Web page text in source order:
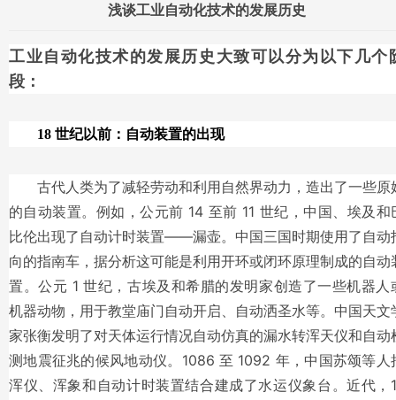
浅谈工业自动化技术的发展历史
工业自动化技术的发展历史大致可以分为以下几个
段：
18 世纪以前：自动装置的出现
古代人类为了减轻劳动和利用自然界动力，造出了一些原
的自动装置。例如，公元前 14 至前 11 世纪，中国、埃及和
比伦出现了自动计时装置——漏壶。中国三国时期使用了自动
向的指南车，据分析这可能是利用开环或闭环原理制成的自动
置。公元 1 世纪，古埃及和希腊的发明家创造了一些机器人
机器动物，用于教堂庙门自动开启、自动洒圣水等。中国天文
家张衡发明了对天体运行情况自动仿真的漏水转浑天仪和自动
测地震征兆的候风地动仪。1086 至 1092 年，中国苏颂等人
浑仪、浑象和自动计时装置结合建成了水运仪象台。近代，